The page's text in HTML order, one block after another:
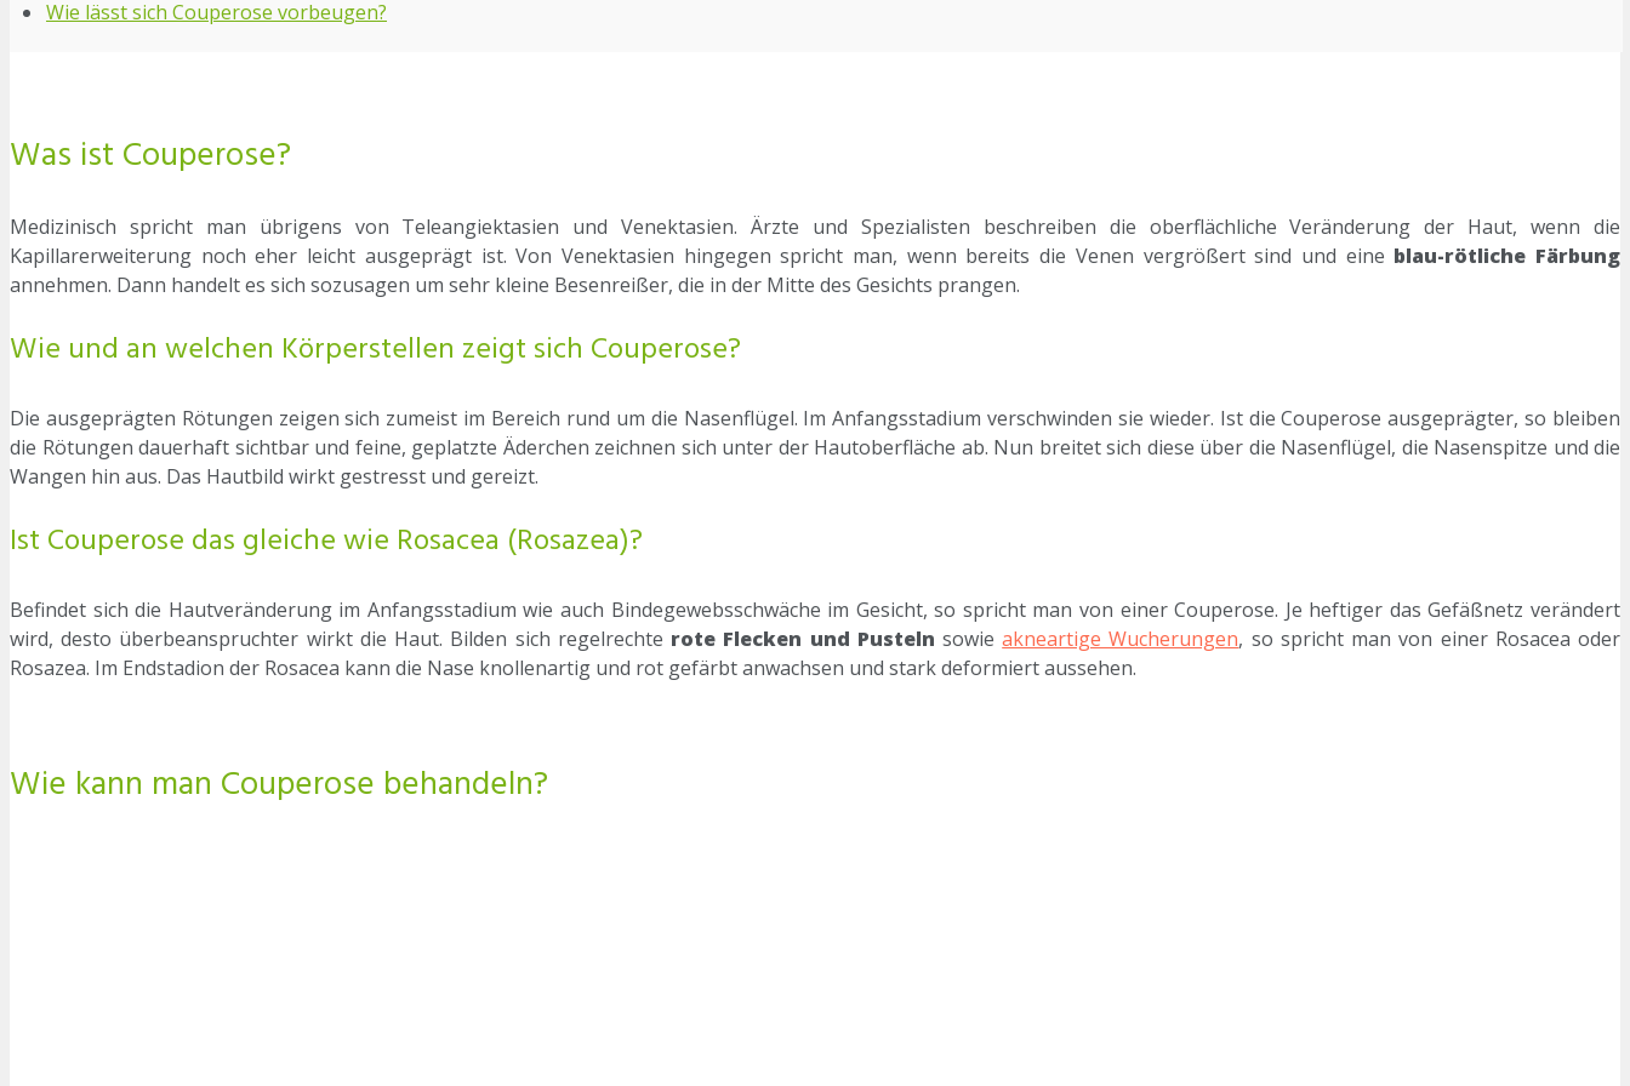
Wie lässt sich Couperose vorbeugen?
Was ist Couperose?
Medizinisch spricht man übrigens von Teleangiektasien und Venektasien. Ärzte und Spezialisten beschreiben die oberflächliche Veränderung der Haut, wenn die
Kapillarerweiterung noch eher leicht ausgeprägt ist. Von Venektasien hingegen spricht man, wenn bereits die Venen vergrößert sind und eine blau-rötliche Färbung
annehmen. Dann handelt es sich sozusagen um sehr kleine Besenreißer, die in der Mitte des Gesichts prangen.
Wie und an welchen Körperstellen zeigt sich Couperose?
Die ausgeprägten Rötungen zeigen sich zumeist im Bereich rund um die Nasenflügel. Im Anfangsstadium verschwinden sie wieder. Ist die Couperose ausgeprägter, so bleiben
die Rötungen dauerhaft sichtbar und feine, geplatzte Äderchen zeichnen sich unter der Hautoberfläche ab. Nun breitet sich diese über die Nasenflügel, die Nasenspitze und die
Wangen hin aus. Das Hautbild wirkt gestresst und gereizt.
Ist Couperose das gleiche wie Rosacea (Rosazea)?
Befindet sich die Hautveränderung im Anfangsstadium wie auch Bindegewebsschwäche im Gesicht, so spricht man von einer Couperose. Je heftiger das Gefäßnetz verändert
wird, desto überbeanspruchter wirkt die Haut. Bilden sich regelrechte rote Flecken und Pusteln sowieakneartige Wucherungen, so spricht man von einer Rosacea oder
Rosazea. Im Endstadion der Rosacea kann die Nase knollenartig und rot gefärbt anwachsen und stark deformiert aussehen.
Wie kann man Couperose behandeln?